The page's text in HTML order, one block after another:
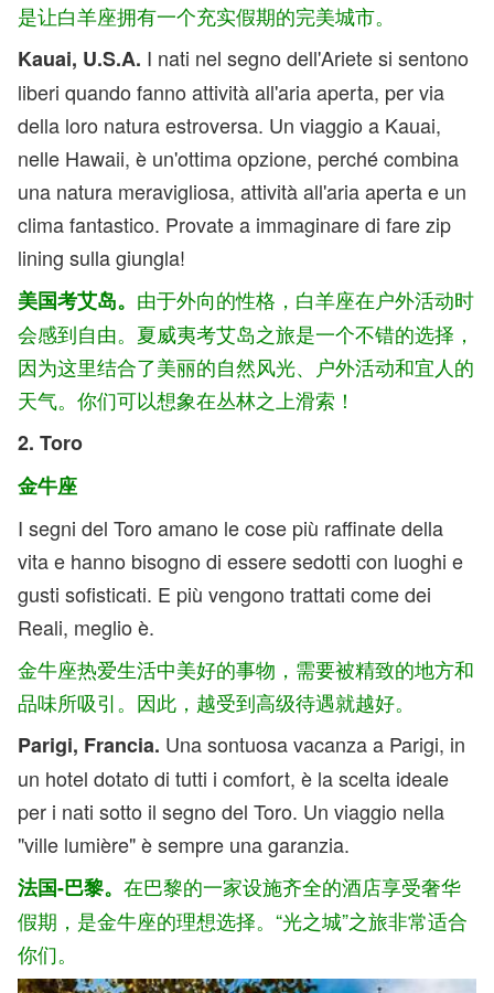
是让白羊座拥有一个充实假期的完美城市。
Kauai, U.S.A. I nati nel segno dell'Ariete si sentono
liberi quando fanno attività all'aria aperta, per via
della loro natura estroversa. Un viaggio a Kauai,
nelle Hawaii, è un'ottima opzione, perché combina
una natura meravigliosa, attività all'aria aperta e un
clima fantastico. Provate a immaginare di fare zip
lining sulla giungla!
美国考艾岛。 由于外向的性格，白羊座在户外活动时
会感到自由。夏威夷考艾岛之旅是一个不错的选择，
因为这里结合了美丽的自然风光、户外活动和宜人的
天气。你们可以想象在丛林之上滑索！
2. Toro
金牛座
I segni del Toro amano le cose più raffinate della
vita e hanno bisogno di essere sedotti con luoghi e
gusti sofisticati. E più vengono trattati come dei
Reali, meglio è.
金牛座热爱生活中美好的事物，需要被精致的地方和
品味所吸引。因此，越受到高级待遇就越好。
Parigi, Francia. Una sontuosa vacanza a Parigi, in
un hotel dotato di tutti i comfort, è la scelta ideale
per i nati sotto il segno del Toro. Un viaggio nella
"ville lumière" è sempre una garanzia.
法国-巴黎。 在巴黎的一家设施齐全的酒店享受奢华
假期，是金牛座的理想选择。“光之城”之旅非常适合
你们。